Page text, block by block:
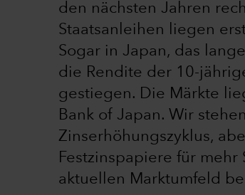
den nächsten Jahren
Staatsanleihen liegen
Sogar in Japan, das
die Rendite der 10-
gestiegen. Die Märkte
Bank of Japan. Wir
Zinserhöhungszyklus,
Festzinspapiere für
aktuellen Marktumfeld